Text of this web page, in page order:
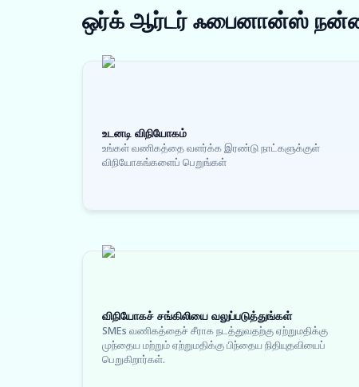
ஒர்க் ஆர்டர் ஃபைனான்ஸ்
உடனடி விநியோகம்
உங்கள் வணிகத்தை வளர்க்க இரண்டு நாட்களுக்குள்
விநியோகங்களைப் பெறுங்கள்
விநியோகச் சங்கிலியை வலுப்படுத்துங்கள்
SMEs வணிகத்தைச் சீராக நடத்துவதற்கு ஏற்றுமதிக்கு
முந்தைய மற்றும் ஏற்றுமதிக்கு பிந்தைய நிதியுதவியைப்
பெறுகிறார்கள்.